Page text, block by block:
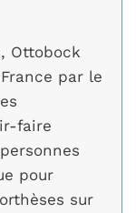
Ottobock
par le
faire
pour
sur